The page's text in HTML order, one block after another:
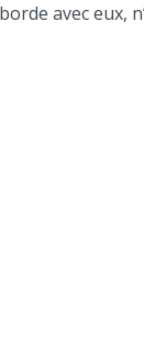
avec eux,